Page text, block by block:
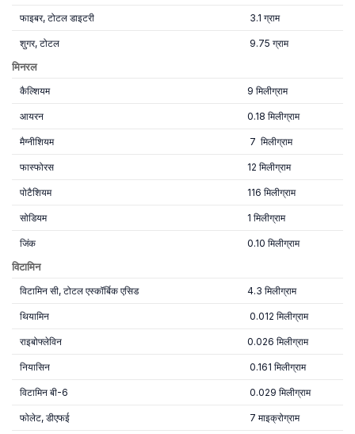
फाइबर, टोटल डाइटरी 3.1 ग्राम
शुगर, टोटल 9.75 ग्राम
मिनरल
कैल्शियम 9 मिलीग्राम
आयरन 0.18 मिलीग्राम
मैग्नीशियम 7 मिलीग्राम
फास्फोरस 12 मिलीग्राम
पोटैशियम 116 मिलीग्राम
सोडियम 1 मिलीग्राम
जिंक 0.10 मिलीग्राम
विटामिन
विटामिन सी, टोटल एस्कॉर्बिक एसिड 4.3 मिलीग्राम
थियामिन 0.012 मिलीग्राम
राइबोफ्लेविन 0.026 मिलीग्राम
नियासिन 0.161 मिलीग्राम
विटामिन बी-6 0.029 मिलीग्राम
फोलेट, डीएफई 7 माइक्रोग्राम